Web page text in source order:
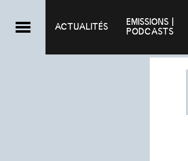
ACTUALITÉS
EMISSIONS |
PODCASTS